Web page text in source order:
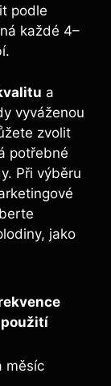
‍podle
každé ⁣4–
a
vyváženou
zvolit‌
potřebné
Při výběru
jako⁣
použití
měsíc